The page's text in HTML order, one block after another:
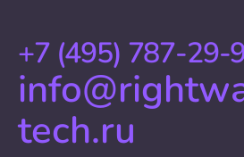
+7 (495) 787-29-
tech.ru